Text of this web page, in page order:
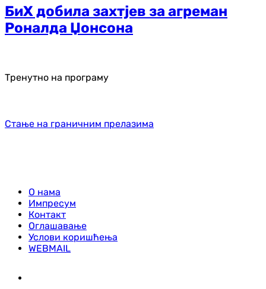
БиХ добила захтјев за агреман
Роналда Џонсона
Тренутно на програму
Стање на граничним прелазима
О нама
Импресум
Контакт
Оглашавање
Услови коришћења
WEBMAIL